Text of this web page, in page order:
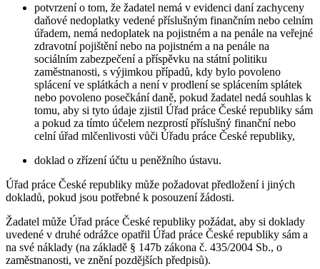
potvrzení o tom, že žadatel nemá v evidenci daní zachyceny
daňové nedoplatky vedené příslušným finančním nebo celním
úřadem, nemá nedoplatek na pojistném a na penále na veřejné
zdravotní pojištění nebo na pojistném a na penále na
sociálním zabezpečení a příspěvku na státní politiku
zaměstnanosti, s výjimkou případů, kdy bylo povoleno
splácení ve splátkách a není v prodlení se splácením splátek
nebo povoleno posečkání daně, pokud žadatel nedá souhlas k
tomu, aby si tyto údaje zjistil Úřad práce České republiky sám
a pokud za tímto účelem nezprostí příslušný finanční nebo
celní úřad mlčenlivosti vůči Úřadu práce České republiky,
doklad o zřízení účtu u peněžního ústavu.
Úřad práce České republiky může požadovat předložení i jiných
dokladů, pokud jsou potřebné k posouzení žádosti.
Žadatel může Úřad práce České republiky požádat, aby si doklady
uvedené v druhé odrážce opatřil Úřad práce České republiky sám a
na své náklady (na základě § 147b zákona č. 435/2004 Sb., o
zaměstnanosti, ve znění pozdějších předpisů).